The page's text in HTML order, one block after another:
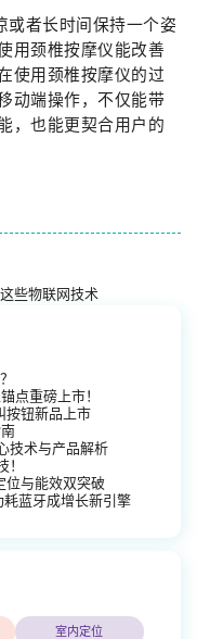
或者长时间保持一个姿
用颈椎按摩仪能改善
使用颈椎按摩仪的过
动端操作，不仅能带
，也能更契合用户的
些物联网技术
点重磅上市！
按钮新品上市
技术与产品解析
位与能效双突破
蓝牙成增长新引擎
室内定位